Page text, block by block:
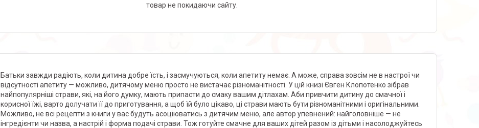
товар не покидаючи сайту.
Батьки завжди радіють, коли дитина добре їсть, і засмучуються, коли апетиту немає. А може, справа зовсім не в настрої чи
відсутності апетиту — можливо, дитячому меню просто не вистачає різноманітності. У цій книзі Євген Клопотенко зібрав
найпопулярніші страви, які, на його думку, мають припасти до смаку вашим дітлахам. Аби привчити дитину до смачної і
корисної їжі, варто долучати її до приготування, а щоб їй було цікаво, ці страви мають бути різноманітними і оригінальними.
Можливо, не всі рецепти з книги у вас будуть асоціюватись з дитячим меню, але автор упевнений: найголовніше — не
інгредієнти чи назва, а настрій і форма подачі страви. Тож готуйте смачне для ваших дітей разом із дітьми і насолоджуйтесь